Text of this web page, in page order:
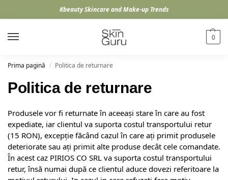
Kbeauty Skincare and Make-up Trends
0
Prima pagină / Politica de returnare
Politica de returnare
Produsele vor fi returnate în aceeași stare în care au fost
expediate, iar clientul va suporta costul transportului retur
(15 RON), excepție făcând cazul în care ați primit produsele
deteriorate sau ați primit alte produse decât cele comandate.
În acest caz PIRIOS CO SRL va suporta costul transportului
retur, însă numai după ce clientul aduce dovezi referitoare la